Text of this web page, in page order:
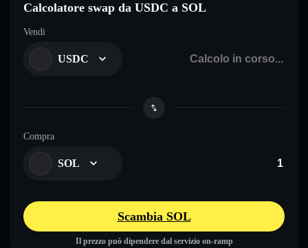
Calcolatore swap da USDC a SOL
Vendi
USDC
Compra
SOL
Scambia SOL
Il prezzo può dipendere dal servizio on-ramp